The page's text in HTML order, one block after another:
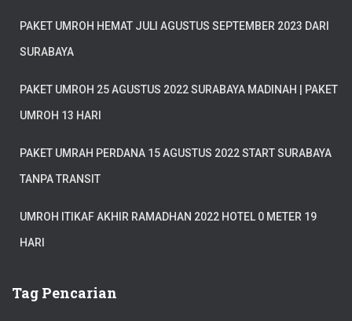
PAKET UMROH HEMAT JULI AGUSTUS SEPTEMBER 2023 DARI
SURABAYA
PAKET UMROH 25 AGUSTUS 2022 SURABAYA MADINAH | PAKET
UMROH 13 HARI
PAKET UMRAH PERDANA 15 AGUSTUS 2022 START SURABAYA
TANPA TRANSIT
UMROH ITIKAF AKHIR RAMADHAN 2022 HOTEL 0 METER 19
HARI
Tag Pencarian